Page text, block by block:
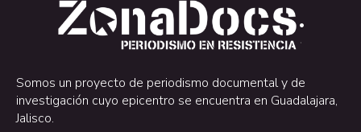
.
.
Somos un proyecto de periodismo documental y de
investigación cuyo epicentro se encuentra en Guadalajara,
Jalisco.